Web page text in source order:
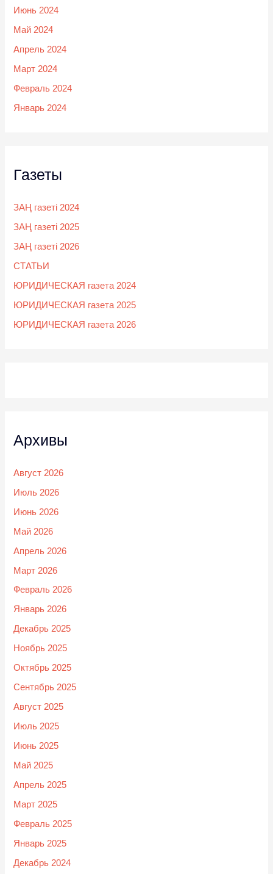
Июнь 2024
Май 2024
Апрель 2024
Март 2024
Февраль 2024
Январь 2024
Газеты
ЗАҢ газеті 2024
ЗАҢ газеті 2025
ЗАҢ газеті 2026
СТАТЬИ
ЮРИДИЧЕСКАЯ газета 2024
ЮРИДИЧЕСКАЯ газета 2025
ЮРИДИЧЕСКАЯ газета 2026
Архивы
Август 2026
Июль 2026
Июнь 2026
Май 2026
Апрель 2026
Март 2026
Февраль 2026
Январь 2026
Декабрь 2025
Ноябрь 2025
Октябрь 2025
Сентябрь 2025
Август 2025
Июль 2025
Июнь 2025
Май 2025
Апрель 2025
Март 2025
Февраль 2025
Январь 2025
Декабрь 2024